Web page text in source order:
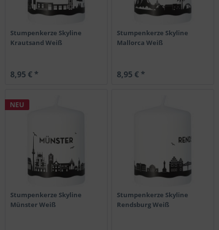
Stumpenkerze Skyline
Krautsand Weiß
8,95 € *
Stumpenkerze Skyline
Mallorca Weiß
8,95 € *
NEU
Stumpenkerze Skyline
Münster Weiß
Stumpenkerze Skyline
Rendsburg Weiß